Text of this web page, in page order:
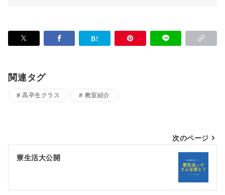
関連タグ
高卒生クラス 教室紹介
稿
ビ
次のページ
寮生活大公開